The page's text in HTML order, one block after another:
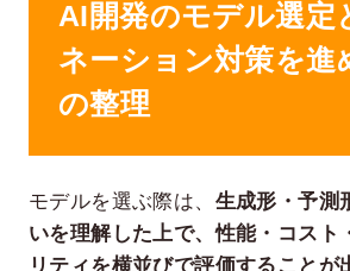
AI開発のモデル選定
ネーション対策を進
の整理
モデルを選ぶ際は、 生成形・予測
いを理解した上で、性能・コスト
リティを横並びで評価することが